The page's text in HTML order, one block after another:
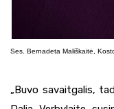
Ses. Bernadeta Mališkaitė,
„Buvo savaitgalis,